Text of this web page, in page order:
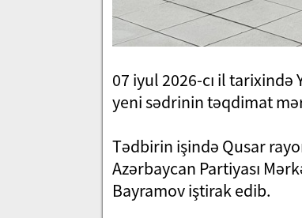
07 iyul 2026-cı il tarixində
yeni sədrinin təqdimat
Tədbirin işində Qusar
Azərbaycan Partiyası
Bayramov iştirak edib.